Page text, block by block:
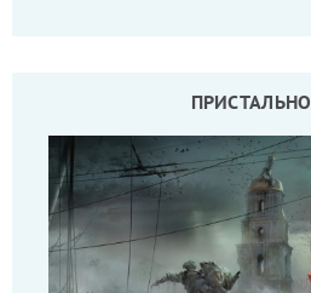
ПРИСТАЛЬНО